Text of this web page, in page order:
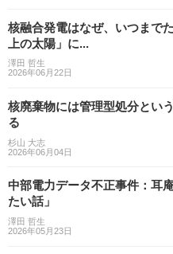
核融合発電はなぜ、いつまで
上の太陽」に...
澤田 哲生
2026年06月22日
核廃棄物には管理型処分とい
る
杉山 大志
2026年06月04日
中部電力データ不正事件：耳
たい話」
澤田 哲生
2026年05月23日